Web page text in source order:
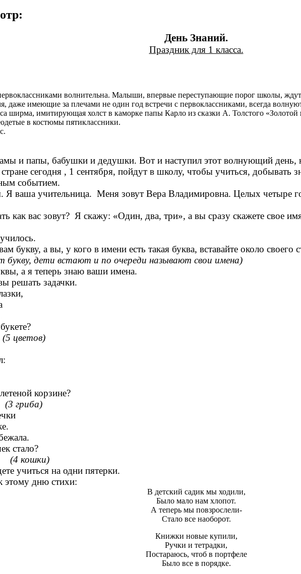
День Знаний.
Праздник для 1 класса.
волнительна. Малыши, впервые переступающие порог школы,
имеющие за плечами не один год встречи с первоклассниками, всегда
ширма, имитирующая холст в каморке папы Карло из сказки А. Толстого
в костюмы пятиклассники.
и папы, бабушки и дедушки. Вот и наступил этот волнующий день,
сегодня , 1 сентября, пойдут в школу, чтобы учиться, добывать
событием.
Я ваша учительница. Меня зовут Вера Владимировна. Целых четыре
как вас зовут? Я скажу: «Один, два, три», а вы сразу скажете свое
букву, а вы, у кого в имени есть такая буква, вставайте около
букву, дети встают и по очереди называют свои имена)
а я теперь знаю ваши имена.
решать задачки.
(5 цветов)
корзине?
(3 гриба)
(4 кошки)
учиться на одни пятерки.
этому дню стихи:
В детский садик мы ходили,
Было мало нам хлопот.
А теперь мы повзрослели-
Стало все наоборот.
Книжки новые купили,
Ручки и тетрадки,
Постараюсь, чтоб в портфеле
Было все в порядке.